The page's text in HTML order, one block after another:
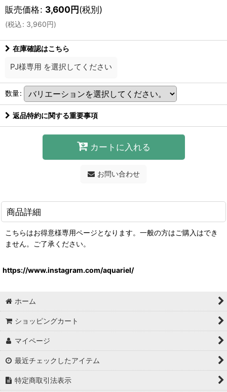
販売価格: 3,600円(税別)
(税込: 3,960円)
在庫確認はこちら
PJ様専用 を選択してください
数量:
返品特約に関する重要事項
カートに入れる
お問い合わせ
商品詳細
こちらはお得意様専用ページとなります。一般の方はご購入はでき
ません。ご了承ください。
https://www.instagram.com/aquariel/
ホーム
ショッピングカート
マイページ
最近チェックしたアイテム
特定商取引法表示